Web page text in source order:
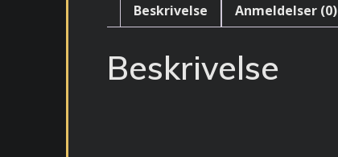
Beskrivelse Anmeldelser (0)
Beskrivelse